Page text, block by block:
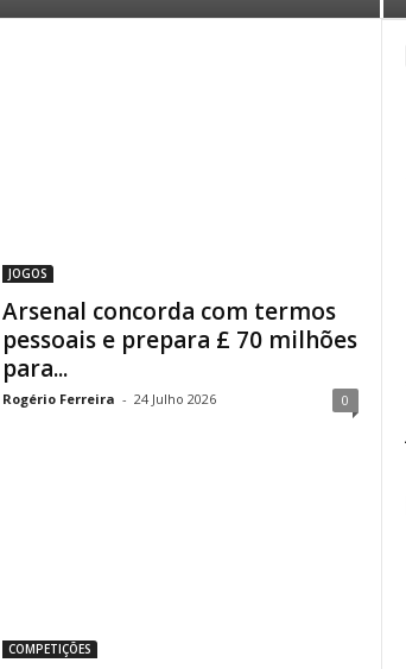
JOGOS
Arsenal concorda com termos
pessoais e prepara £ 70 milhões
para...
Rogério Ferreira - 24 Julho 2026 0
COMPETIÇÕES